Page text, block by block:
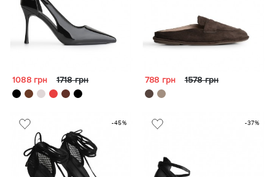
1088 грн 1718 грн 788 грн 1578 грн
-45% -37%